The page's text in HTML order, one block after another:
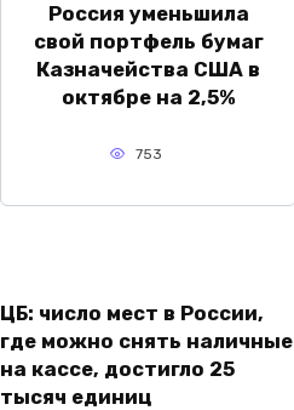
Россия уменьшила
свой портфель бумаг
Казначейства США в
октябре на 2,5%
753
ЦБ: число мест в России,
где можно снять наличные
на кассе, достигло 25
тысяч единиц